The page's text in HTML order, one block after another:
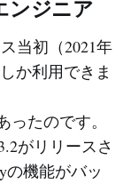
ンジニア
当初（2021年
か利用できま
たのです。
がリリースさ
の機能がバッ